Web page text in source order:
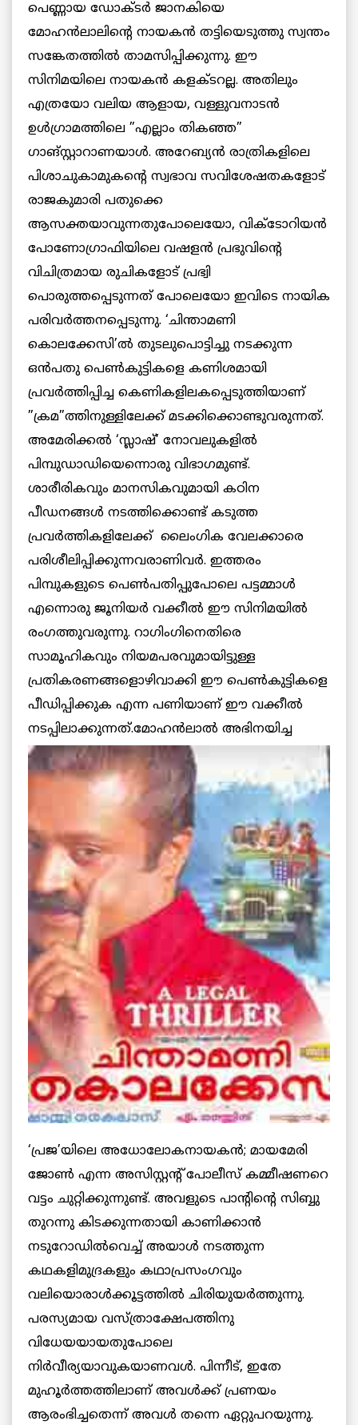
പെണ്ണായ ഡോക്ടര്‍ ജാനകിയെ
മോഹന്‍ലാലിന്റെ നായകന്‍ തട്ടിയെടുത്തു സ്വന്തം
സങ്കേതത്തില്‍ താമസിപ്പിക്കുന്നു. ഈ
സിനിമയിലെ നായകന്‍ കളക്ടറല്ല. അതിലും
എത്രയോ വലിയ ആളായ, വള്ളുവനാടന്‍
ഉള്‍ഗ്രാമത്തിലെ ”എല്ലാം തികഞ്ഞ”
ഗാങ്സ്റ്റാറാണയാള്‍. അറേബ്യന്‍ രാത്രികളിലെ
പിശാചുകാമുകന്റെ സ്വഭാവ സവിശേഷതകളോട്
രാജകുമാരി പതുക്കെ
ആസക്തയാവുന്നതുപോലെയോ, വിക്‌ടോറിയന്‍
പോണോഗ്രാഫിയിലെ വഷളന്‍ പ്രഭുവിന്റെ
വിചിത്രമായ രുചികളോട് പ്രഭ്വി
പൊരുത്തപ്പെടുന്നത് പോലെയോ ഇവിടെ നായിക
പരിവര്‍ത്തനപ്പെടുന്നു. ‘ചിന്താമണി
കൊലക്കേസി’ല്‍ തുടലുപൊട്ടിച്ചു നടക്കുന്ന
ഒന്‍പതു പെണ്‍കുട്ടികളെ കണിശമായി
പ്രവര്‍ത്തിപ്പിച്ച കെണികളിലകപ്പെടുത്തിയാണ്
”ക്രമ”ത്തിനുള്ളിലേക്ക് മടക്കിക്കൊണ്ടുവരുന്നത്.
അമേരിക്കല്‍ ‘സ്ലാഷ്’ നോവലുകളില്‍
പിമ്പുഡാഡിയെന്നൊരു വിഭാഗമുണ്ട്.
ശാരീരികവും മാനസികവുമായി കഠിന
പീഡനങ്ങള്‍ നടത്തിക്കൊണ്ട് കടുത്ത
പ്രവര്‍ത്തികളിലേക്ക് ലൈംഗിക വേലക്കാരെ
പരിശീലിപ്പിക്കുന്നവരാണിവര്‍. ഇത്തരം
പിമ്പുകളുടെ പെണ്‍പതിപ്പുപോലെ പട്ടമ്മാള്‍
എന്നൊരു ജൂനിയര്‍ വക്കീല്‍ ഈ സിനിമയില്‍
രംഗത്തുവരുന്നു. റാഗിംഗിനെതിരെ
സാമൂഹികവും നിയമപരവുമായിട്ടുള്ള
പ്രതികരണങ്ങളൊഴിവാക്കി ഈ പെണ്‍കുട്ടികളെ
പീഡിപ്പിക്കുക എന്ന പണിയാണ് ഈ വക്കീല്‍
നടപ്പിലാക്കുന്നത്.മോഹന്‍ലാല്‍ അഭിനയിച്ച
‘പ്രജ’യിലെ അധോലോകനായകന്‍; മായമേരി
ജോണ്‍ എന്ന അസിസ്റ്റന്റ് പോലീസ് കമ്മീഷണറെ
വട്ടം ചുറ്റിക്കുന്നുണ്ട്. അവളുടെ പാന്റിന്റെ സിബ്ബു
തുറന്നു കിടക്കുന്നതായി കാണിക്കാന്‍
നടുറോഡില്‍വെച്ച് അയാള്‍ നടത്തുന്ന
കഥകളിമുദ്രകളും കഥാപ്രസംഗവും
വലിയൊരാള്‍ക്കൂട്ടത്തില്‍ ചിരിയുയര്‍ത്തുന്നു.
പരസ്യമായ വസ്ത്രാക്ഷേപത്തിനു
വിധേയയായതുപോലെ
നിര്‍വീര്യയാവുകയാണവള്‍. പിന്നീട്, ഇതേ
മുഹൂര്‍ത്തത്തിലാണ് അവള്‍ക്ക് പ്രണയം
ആരംഭിച്ചതെന്ന് അവള്‍ തന്നെ ഏറ്റുപറയുന്നു.